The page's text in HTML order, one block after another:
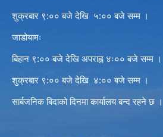
शुक्रबार ९:०० बजे देखि ५:०० बजे सम्म ।
जाडोयामः
बिहान ९:०० बजे देखि अपराह्न ४ः०० बजे सम्म ।
शुक्रबार ९:०० बजे देखि ४:०० बजे सम्म ।
सार्बजनिक बिदाको दिनमा कार्यालय बन्द रहने छ ।